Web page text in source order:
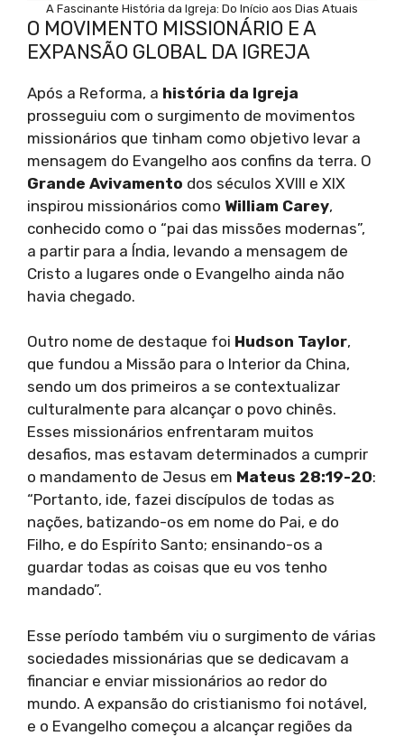
A Fascinante História da Igreja: Do Início aos Dias Atuais
O MOVIMENTO MISSIONÁRIO E A
EXPANSÃO GLOBAL DA IGREJA
Após a Reforma, a história da Igreja
prosseguiu com o surgimento de movimentos
missionários que tinham como objetivo levar a
mensagem do Evangelho aos confins da terra. O
Grande Avivamento dos séculos XVIII e XIX
inspirou missionários como William Carey,
conhecido como o “pai das missões modernas”,
a partir para a Índia, levando a mensagem de
Cristo a lugares onde o Evangelho ainda não
havia chegado.
Outro nome de destaque foi Hudson Taylor,
que fundou a Missão para o Interior da China,
sendo um dos primeiros a se contextualizar
culturalmente para alcançar o povo chinês.
Esses missionários enfrentaram muitos
desafios, mas estavam determinados a cumprir
o mandamento de Jesus em Mateus 28:19-20:
“Portanto, ide, fazei discípulos de todas as
nações, batizando-os em nome do Pai, e do
Filho, e do Espírito Santo; ensinando-os a
guardar todas as coisas que eu vos tenho
mandado”.
Esse período também viu o surgimento de várias
sociedades missionárias que se dedicavam a
financiar e enviar missionários ao redor do
mundo. A expansão do cristianismo foi notável,
e o Evangelho começou a alcançar regiões da